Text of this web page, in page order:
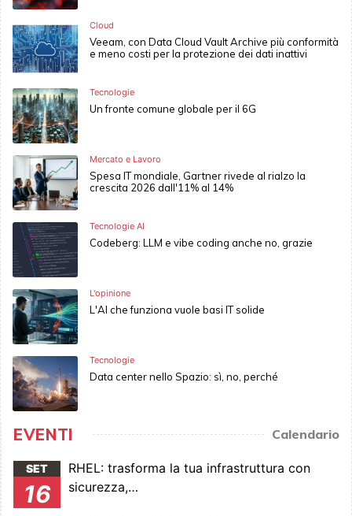
Cloud
Veeam, con Data Cloud Vault Archive più conformità
e meno costi per la protezione dei dati inattivi
Tecnologie
Un fronte comune globale per il 6G
Mercato e Lavoro
Spesa IT mondiale, Gartner rivede al rialzo la
crescita 2026 dall'11% al 14%
Tecnologie AI
Codeberg: LLM e vibe coding anche no, grazie
L'opinione
L'AI che funziona vuole basi IT solide
Tecnologie
Data center nello Spazio: sì, no, perché
EVENTI Calendario
SET
16
RHEL: trasforma la tua infrastruttura con
sicurezza,…